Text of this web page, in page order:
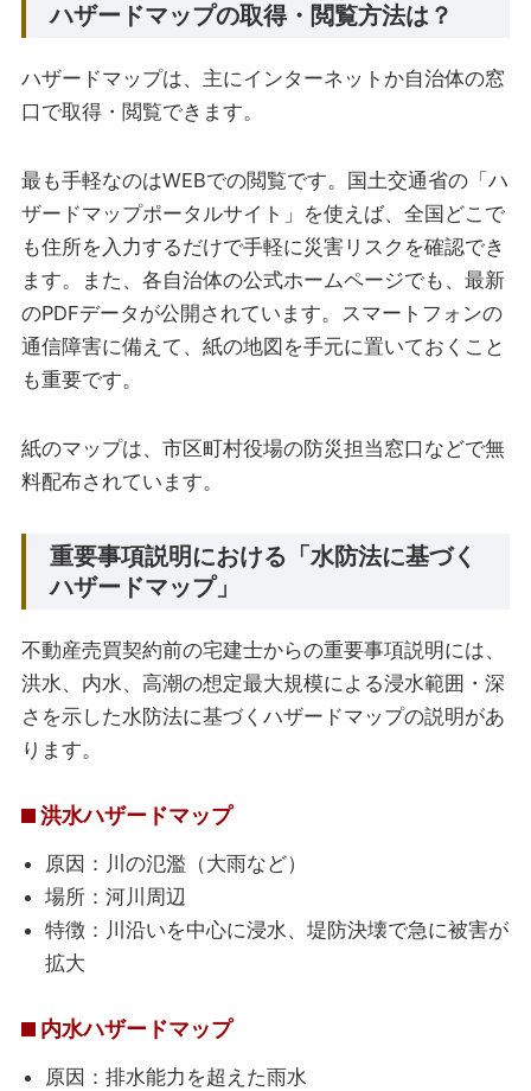
ハザードマップの取得・閲覧方法は？
ハザードマップは、主にインターネットか自治体の窓
口で取得・閲覧できます。
最も手軽なのはWEBでの閲覧です。国土交通省の「ハ
ザードマップポータルサイト」を使えば、全国どこで
も住所を入力するだけで手軽に災害リスクを確認でき
ます。また、各自治体の公式ホームページでも、最新
のPDFデータが公開されています。スマートフォンの
通信障害に備えて、紙の地図を手元に置いておくこと
も重要です。
紙のマップは、市区町村役場の防災担当窓口などで無
料配布されています。
重要事項説明における「水防法に基づく
ハザードマップ」
不動産売買契約前の宅建士からの重要事項説明には、
洪水、内水、高潮の想定最大規模による浸水範囲・深
さを示した水防法に基づくハザードマップの説明があ
ります。
洪水ハザードマップ
原因：川の氾濫（大雨など）
場所：河川周辺
特徴：川沿いを中心に浸水、堤防決壊で急に被害が
拡大
内水ハザードマップ
原因：排水能力を超えた雨水